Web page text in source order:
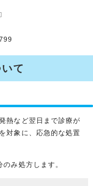
て
熱など翌日まで診療が
対象に、応急的な処置
み処方します。